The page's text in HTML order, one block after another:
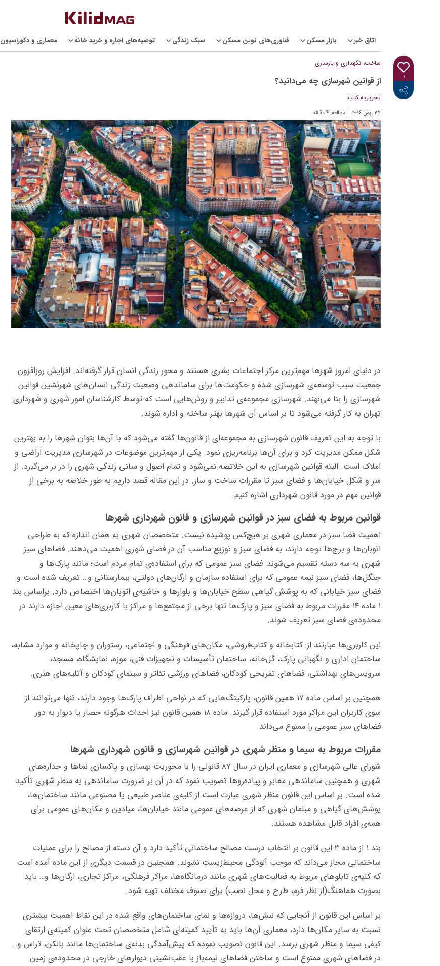
اتاق خبر بازار مسکن فناوری‌های نوین مسکن سبک زندگی توصیه‌های اجاره و خرید خانه معماری و دکوراسیون
۱
<i class="icon-twitter"></i>
<i class="icon-telegram-plane"></i>
<i class="icon-linkedin"></i>
ساخت، نگهداری و بازسازی
از قوانین شهرسازی چه می‌دانید؟
تحریریه کیلید
۲۵ بهمن ۱۳۹۶ مطالعه: ۴ دقیقه
در دنیای امروز شهرها مهم‌ترین مرکز اجتماعات بشری هستند و محور زندگی انسان قرار گرفته‌اند. افزایش روزافزون
جمعیت سبب توسعه‌ی شهرسازی شده و حکومت‌ها برای ساماندهی وضعیت زندگی انسان‌های شهرنشین قوانین
شهرسازی را بنا می‌نهند. شهرسازی مجموعه‌ی تدابیر و روش‌هایی است که توسط کارشناسان امور شهری و شهرداری
تهران به کار گرفته می‌شود تا بر اساس آن شهرها بهتر ساخته و اداره شوند.
با توجه به این تعریف قانون شهرسازی به مجموعه‌ای از قانون‌ها گفته می‌شود که با آن‌ها بتوان شهرها را به بهترین
شکل ممکن مدیریت کرد و برای آن‌ها برنامه‌ریزی نمود. یکی از مهم‌ترین موضوعات در شهرسازی مدیریت اراضی و
املاک است. البته قوانین شهرسازی به این خلاتصه نمی‌شود و تمام اصول و مبانی زندگی شهری را در بر می‌گیرد. از
سر و شکل خیابان‌ها و فضای سبز تا مقررات ساخت و ساز. در این مقاله قصد داریم به طور خلاصه به برخی از
قوانین مهم در مورد قانون شهرداری اشاره کنیم.
قوانین مربوط به فضای سبز در قوانین شهرسازی و قانون شهرداری شهرها
اهمیت فضا سبز در معماری شهری بر هیچ‌کس پوشیده نیست. متخصصان شهری به همان اندازه که به طراحی
اتوبان‌ها و برج‌ها توجه دارند، به فضای سبز و توزیع مناسب آن در فضای شهری اهمیت می‌دهند. فضاهای سبز
شهری به سه دسته تقسیم می‌شوند: فضای سبز عمومی که برای استفاده‌ی تمام مردم است؛ مانند پارک‌ها و
جنگل‌ها، فضای سبز نیمه عمومی که برای استفاده سازمان و ارگان‌های دولتی، بیمارستانی و… تعریف شده است و
فضای سبز خیابانی که به پوشش گیاهی سطح خیابان‌ها و بلوارها و حاشیه‌ی اتوبان‌ها اختصاص دارد. براساس بند
۱ ماده ۱۴ مقررات مربوط به فضای سبز و پارک‌ها تنها برخی از مجتمع‌ها و مراکز با کاربری‌های معین اجازه دارند در
محدوده‌ی فضای سبز تعریف شوند.
این کاربری‌ها عبارتند از: کتابخانه و کتاب‌فروشی، مکان‌های فرهنگی و اجتماعی، رستوران و چاپخانه و موارد مشابه،
ساختمان اداری و نگهبانی پارک، گل‌خانه، ساختمان تأسیسات و تجهیزات فنی، موزه، نمایشگاه، مسجد،
سرویس‌های بهداشتی، فضاهای تفریحی کودکان، فضاهای ورزشی تئاتر و سینمای کودکان و آتلیه‌های هنری.
همچنین بر اساس ماده ۱۷ همین قانون، پارکینگ‌هایی که در نواحی اطراف پارک‌ها وجود دارند، تنها می‌توانند از
سوی کاربران این مراکز مورد استفاده قرار گیرند. ماده ۱۸ همین قانون نیز احداث هرگونه حصار یا دیوار به دور
فضاهای سبز عمومی را ممنوع می‌داند.
مقررات مربوط به سیما و منظر شهری در قوانین شهرسازی و قانون شهرداری شهرها
شورای عالی شهرسازی و معماری ایران در سال ۸۷ قانونی را با محوریت بهسازی و پاکسازی نماها و جداره‌های
شهری و همچنین ساماندهی معابر و پیاده‌روها تصویب نمود که در آن بر ضرورت ساماندهی به منظر شهری تأکید
شده است. بر اساس این قانون منظر شهری عبارت است از کلیه‌ی عناصر طبیعی یا مصنوعی مانند ساختمان‌ها،
پوشش‌های گیاهی و مبلمان شهری که از عرصه‌های عمومی مانند خیابان‌ها، میادین و مکان‌های عمومی برای
همه‌ی افراد قابل مشاهده هستند.
بند ۱ از ماده ۳ این قانون بر انتخاب درست مصالح ساختمانی تأکید دارد و آن دسته از مصالح را برای عملیات
ساختمانی مجاز می‌داند که موجب آلودگی محیط‌زیست نشوند. همچنین در قسمت دیگری از این ماده آمده است
که کلیه‌ی تابلوهای مربوط به فعالیت‌های شهری مانند درمانگاه‌ها، مراکز فرهنگی، مراکز تجاری، ارگان‌ها و… باید
بصورت هماهنگ(از نظر فرم، طرح و محل نصب) برای صنوف مختلف تهیه شود.
بر اساس این قانون از آنجایی که نبش‌ها، دروازه‌ها و نمای ساختمان‌های واقع شده در این نقاط اهمیت بیشتری
نسبت به سایر مکان‌ها دارد، معماری آن‌ها باید به تأیید کمیته‌ای شامل متخصصان تحت عنوان کمیته‌ی ارتقای
کیفی سیما و منظر شهری برسد. این قانون تصویب نموده که پیش‌آمدگی بدنه‌ی ساختمان‌ها مانند بالکن، تراس و…
در فضاهای شهری ممنوع است و ساختن فضاهای نیمه‌باز با عقب‌نشینی دیوارهای خارجی در محدوده‌ی زمین